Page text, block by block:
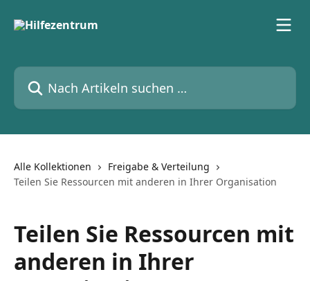
Nach Artikeln suchen …
Alle Kollektionen
Freigabe & Verteilung
Teilen Sie Ressourcen mit anderen in Ihrer Organisation
Teilen Sie Ressourcen mit
anderen in Ihrer